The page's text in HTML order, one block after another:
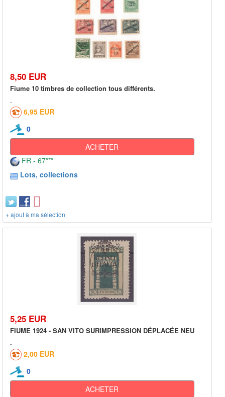
8,50 EUR
Fiume 10 timbres de collection tous différents.
6,95 EUR
0
ACHETER
FR - 67***
Lots, collections
+ ajout à ma sélection
5,25 EUR
FIUME 1924 - SAN VITO SURIMPRESSION DÉPLACÉE NEU
2,00 EUR
0
ACHETER